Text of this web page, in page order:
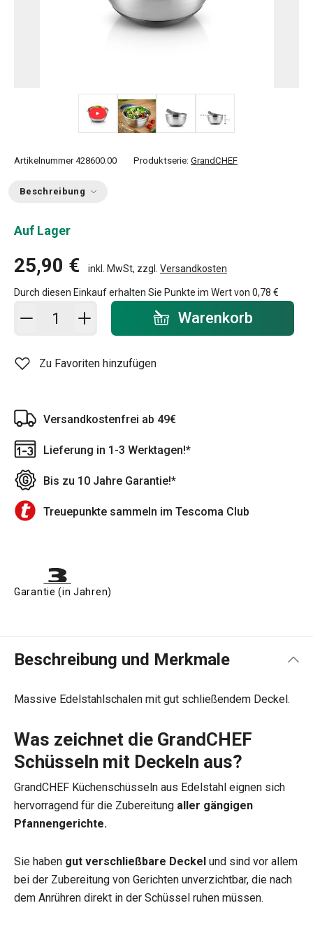
Artikelnummer 428600.00 Produktserie: GrandCHEF
Beschreibung
Auf Lager
25,90 € inkl. MwSt, zzgl. Versandkosten
Durch diesen Einkauf erhalten Sie Punkte im Wert von 0,78 €
In den Warenkorb - Menge Warenkorb
Zu Favoriten hinzufügen
Versandkostenfrei ab 49€
Lieferung in 1-3 Werktagen!*
Bis zu 10 Jahre Garantie!*
Treuepunkte sammeln im Tescoma Club
Garantie (in Jahren)
Beschreibung und Merkmale
Massive Edelstahlschalen mit gut schließendem Deckel.
Was zeichnet die GrandCHEF
Schüsseln mit Deckeln aus?
GrandCHEF Küchenschüsseln aus Edelstahl eignen sich
hervorragend für die Zubereitung aller gängigen
Pfannengerichte.
Sie haben gut verschließbare Deckel und sind vor allem
bei der Zubereitung von Gerichten unverzichtbar, die nach
dem Anrühren direkt in der Schüssel ruhen müssen.